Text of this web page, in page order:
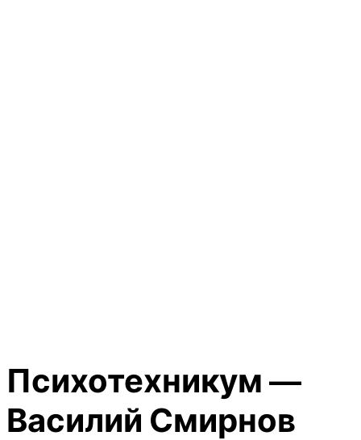
Психотехникум —
Василий Смирнов